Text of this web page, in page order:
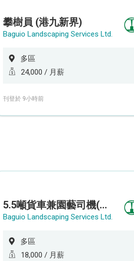
攀樹員 (港九新界)
Baguio Landscaping Services Ltd.
多區
24,000 / 月薪
刊登於 9小時前
5.5噸貨車兼園藝司機(港九新界)
Baguio Landscaping Services Ltd.
多區
18,000 / 月薪